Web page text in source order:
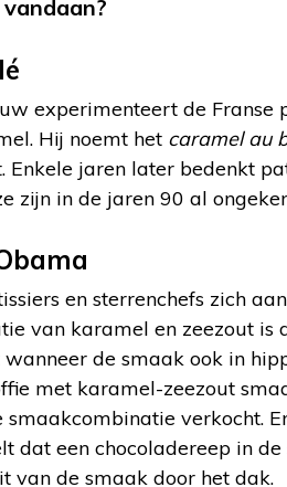
experimenteert de Franse
Hij noemt het caramel au
Enkele jaren later bedenkt
zijn in de jaren 90 al
en sterrenchefs zich
van karamel en zeezout is
de smaak ook in
met karamel-zeezout
smaakcombinatie verkocht.
dat een chocoladereep in de
van de smaak door het dak.